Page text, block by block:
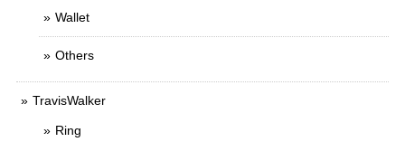
Wallet
Others
TravisWalker
Ring